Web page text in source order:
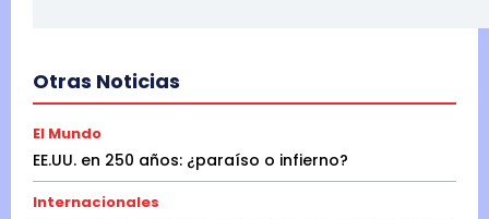
Otras Noticias
El Mundo
EE.UU. en 250 años: ¿paraíso o infierno?
Internacionales